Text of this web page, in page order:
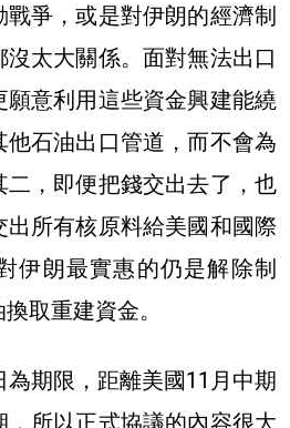
爭，或是對伊朗的經濟制
太大關係。面對無法出口
意利用這些資金興建能繞
石油出口管道，而不會為
，即便把錢交出去了，也
所有核原料給美國和國際
伊朗最實惠的仍是解除制
取重建資金。
為期限，距離美國11月中期
所以正式協議的內容很大